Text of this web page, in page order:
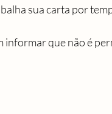
sua carta por
informar que não é